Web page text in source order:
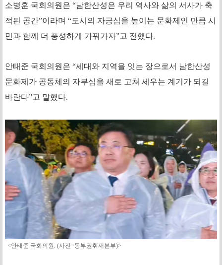
소병훈 국회의원은 “남한산성은 우리 역사와 삶의 서사가 축
적된 공간”이라며 “도시의 자긍심을 높이는 문화제인 만큼 시
민과 함께 더 풍성하게 가꿔가자”고 전했다.
안태준 국회의원은 “세대와 지역을 잇는 장으로서 남한산성
문화제가 공동체의 자부심을 새로 고쳐 세우는 계기가 되길
바란다”고 말했다.
<안태준 국회의원. (사진=동부권취재본부)>